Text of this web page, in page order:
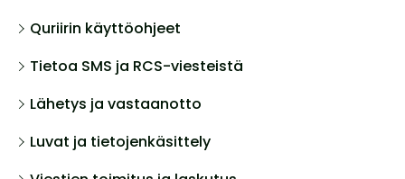
Quriirin käyttöohjeet
Tietoa SMS ja RCS-viesteistä
Lähetys ja vastaanotto
Luvat ja tietojenkäsittely